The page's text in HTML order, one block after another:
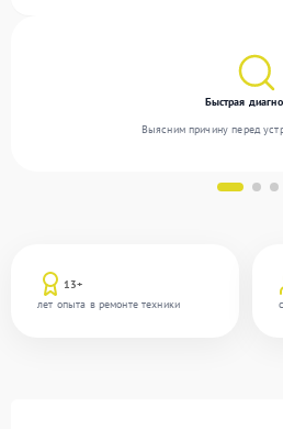
13+
лет опыта в ремонте техники
Быстрая
Выясним причину перед